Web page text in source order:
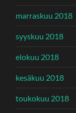
marraskuu 2018
syyskuu 2018
elokuu 2018
kesäkuu 2018
toukokuu 2018